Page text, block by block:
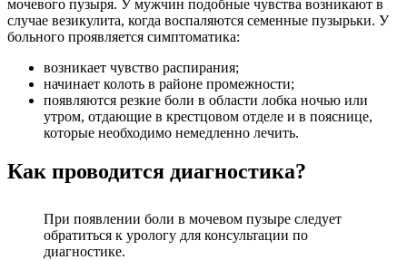
мочевого пузыря. У мужчин подобные чувства возникают в
случае везикулита, когда воспаляются семенные пузырьки. У
больного проявляется симптоматика:
возникает чувство распирания;
начинает колоть в районе промежности;
появляются резкие боли в области лобка ночью или
утром, отдающие в крестцовом отделе и в пояснице,
которые необходимо немедленно лечить.
Как проводится диагностика?
При появлении боли в мочевом пузыре следует
обратиться к урологу для консультации по
диагностике.